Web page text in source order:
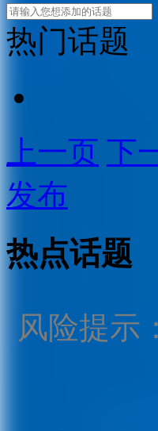
热门话题
上一页 下
发布
热点话题
风险提示